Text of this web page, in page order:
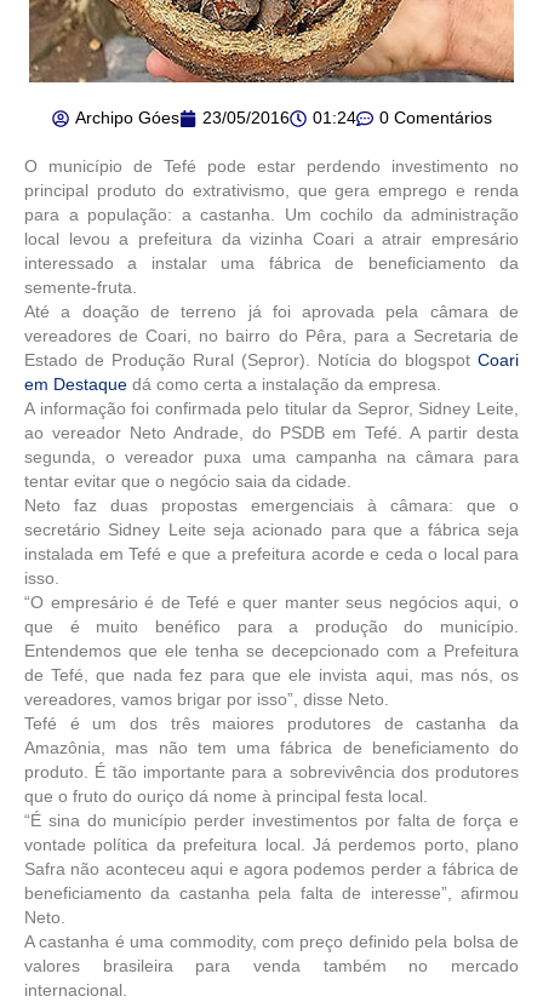
Archipo Góes 23/05/2016 01:24 0 Comentários
O município de Tefé pode estar perdendo investimento no
principal produto do extrativismo, que gera emprego e renda
para a população: a castanha. Um cochilo da administração
local levou a prefeitura da vizinha Coari a atrair empresário
interessado a instalar uma fábrica de beneficiamento da
semente-fruta.
Até a doação de terreno já foi aprovada pela câmara de
vereadores de Coari, no bairro do Pêra, para a Secretaria de
Estado de Produção Rural (Sepror). Notícia do blogspot Coari
em Destaque dá como certa a instalação da empresa.
A informação foi confirmada pelo titular da Sepror, Sidney Leite,
ao vereador Neto Andrade, do PSDB em Tefé. A partir desta
segunda, o vereador puxa uma campanha na câmara para
tentar evitar que o negócio saia da cidade.
Neto faz duas propostas emergenciais à câmara: que o
secretário Sidney Leite seja acionado para que a fábrica seja
instalada em Tefé e que a prefeitura acorde e ceda o local para
isso.
“O empresário é de Tefé e quer manter seus negócios aqui, o
que é muito benéfico para a produção do município.
Entendemos que ele tenha se decepcionado com a Prefeitura
de Tefé, que nada fez para que ele invista aqui, mas nós, os
vereadores, vamos brigar por isso”, disse Neto.
Tefé é um dos três maiores produtores de castanha da
Amazônia, mas não tem uma fábrica de beneficiamento do
produto. É tão importante para a sobrevivência dos produtores
que o fruto do ouriço dá nome à principal festa local.
“É sina do município perder investimentos por falta de força e
vontade política da prefeitura local. Já perdemos porto, plano
Safra não aconteceu aqui e agora podemos perder a fábrica de
beneficiamento da castanha pela falta de interesse”, afirmou
Neto.
A castanha é uma commodity, com preço definido pela bolsa de
valores brasileira para venda também no mercado
internacional.